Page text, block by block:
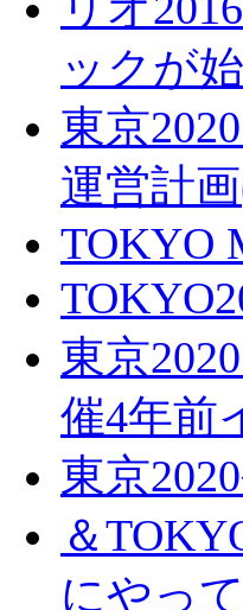
ックが
東京
運営計
TOKYO
東京
催4年前
東京
＆
にやっ